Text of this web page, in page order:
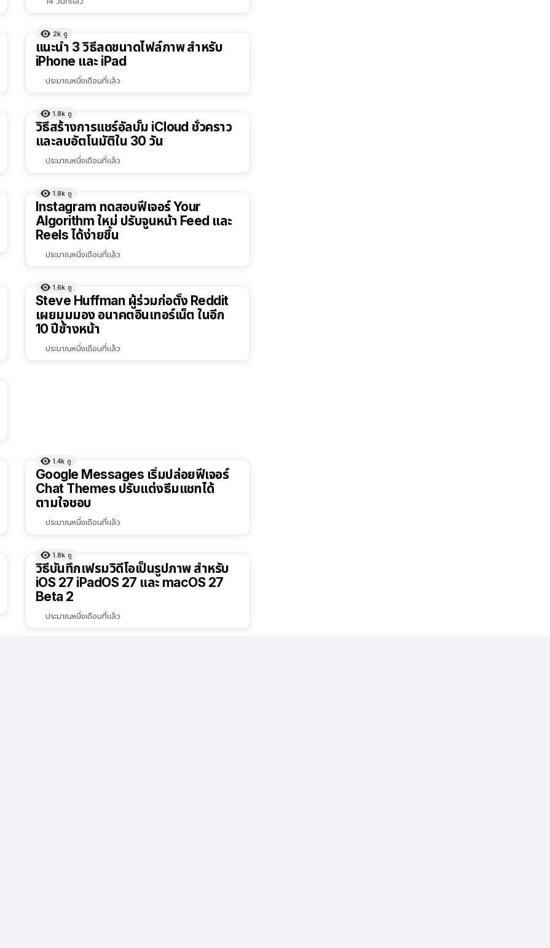
2k ดู
แนะนำ 3 วิธีลดขนาดไฟล์ภาพ สำหรับ
iPhone และ iPad
ประมาณหนึ่งเดือนที่แล้ว
1.8k ดู
วิธีสร้างการแชร์อัลบั้ม iCloud ชั่วคราว
และลบอัตโนมัติใน 30 วัน
ประมาณหนึ่งเดือนที่แล้ว
1.8k ดู
Instagram ทดสอบฟีเจอร์ Your
Algorithm ใหม่ ปรับจูนหน้า Feed และ
Reels ได้ง่ายขึ้น
ประมาณหนึ่งเดือนที่แล้ว
1.6k ดู
Steve Huffman ผู้ร่วมก่อตั้ง Reddit
เผยมุมมอง อนาคตอินเทอร์เน็ต ในอีก
10 ปีข้างหน้า
ประมาณหนึ่งเดือนที่แล้ว
1.4k ดู
Google Messages เริ่มปล่อยฟีเจอร์
Chat Themes ปรับแต่งธีมแชทได้
ตามใจชอบ
ประมาณหนึ่งเดือนที่แล้ว
1.8k ดู
วิธีบันทึกเฟรมวิดีโอเป็นรูปภาพ สำหรับ
iOS 27 iPadOS 27 และ macOS 27
Beta 2
ประมาณหนึ่งเดือนที่แล้ว